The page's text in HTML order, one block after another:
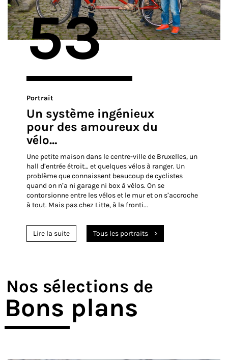
53
Portrait
Un système ingénieux
pour des amoureux du
vélo…
Une petite maison dans le centre-ville de Bruxelles, un
hall d’entrée étroit… et quelques vélos à ranger. Un
problème que connaissent beaucoup de cyclistes
quand on n’a ni garage ni box à vélos. On se
contorsionne entre les vélos et le mur et on s’accroche
à tout. Mais pas chez Litte, à la fronti...
Lire la suite Tous les portraits
Nos sélections de
Bons plans